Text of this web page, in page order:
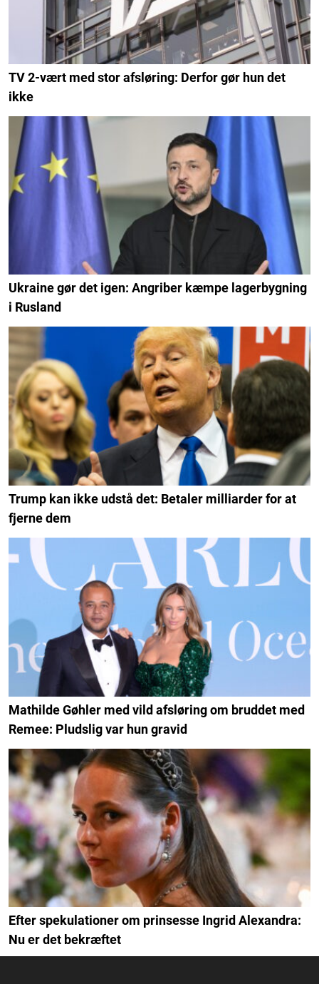
TV 2-vært med stor afsløring: Derfor gør hun det
ikke
Ukraine gør det igen: Angriber kæmpe lagerbygning
i Rusland
Trump kan ikke udstå det: Betaler milliarder for at
fjerne dem
Mathilde Gøhler med vild afsløring om bruddet med
Remee: Pludslig var hun gravid
Efter spekulationer om prinsesse Ingrid Alexandra:
Nu er det bekræftet